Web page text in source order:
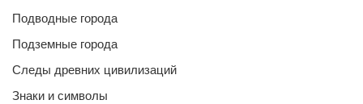
Подводные города
Подземные города
Следы древних цивилизаций
Знаки и символы